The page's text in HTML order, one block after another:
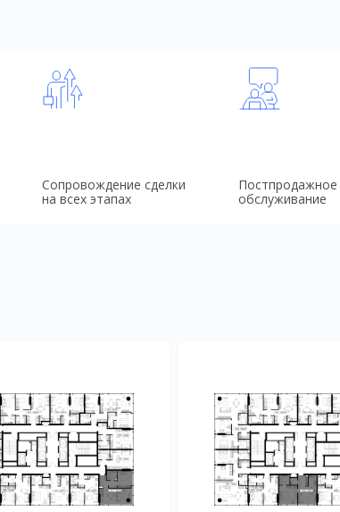
Сопровождение сделки
на всех этапах
Постпродажное
обслуживание